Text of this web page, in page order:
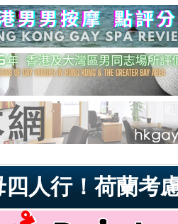
四人行！荷蘭考